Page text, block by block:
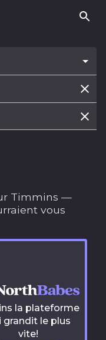
Timmins —
vous
la plateforme
grandit le plus
vite!